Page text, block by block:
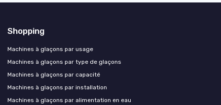
Shopping
Machines à glaçons par usage
Machines à glaçons par type de glaçons
Machines à glaçons par capacité
Machines à glaçons par installation
Machines à glaçons par alimentation en eau